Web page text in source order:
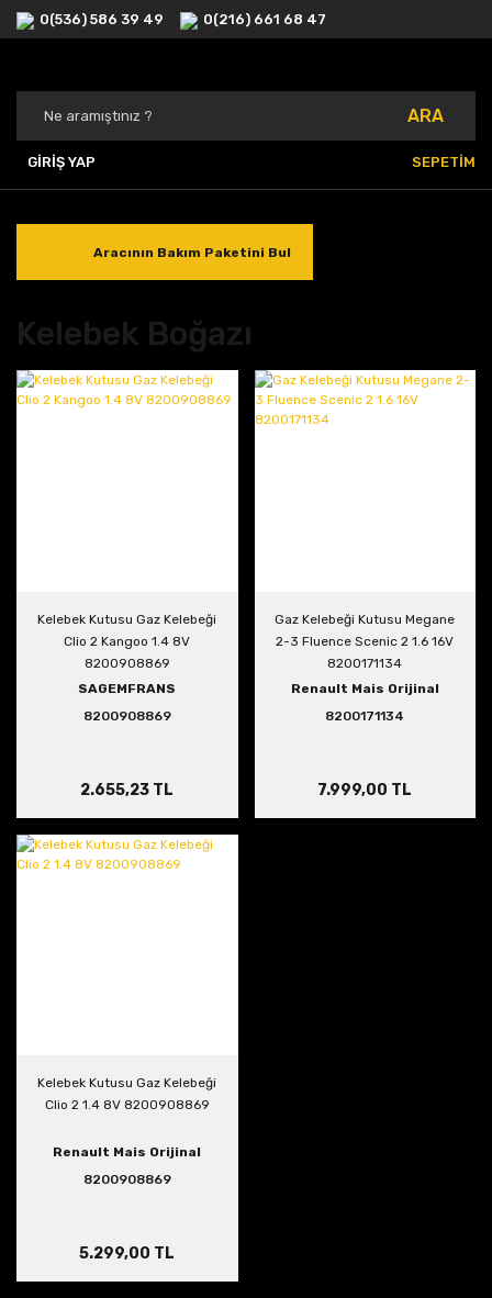
0(536) 586 39 49 0(216) 661 68 47
ARA
GİRİŞ YAP SEPETİM
Aracının Bakım Paketini Bul
Kelebek Boğazı
Kelebek Kutusu Gaz Kelebeği
Clio 2 Kangoo 1.4 8V
8200908869
SAGEMFRANS
8200908869
2.655,23 TL
Gaz Kelebeği Kutusu Megane
2-3 Fluence Scenic 2 1.6 16V
8200171134
Renault Mais Orijinal
8200171134
7.999,00 TL
Kelebek Kutusu Gaz Kelebeği
Clio 2 1.4 8V 8200908869
Renault Mais Orijinal
8200908869
5.299,00 TL